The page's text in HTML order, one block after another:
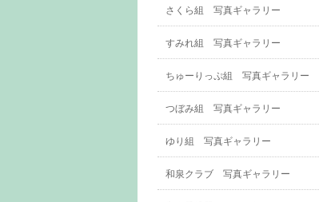
さくら組 写真ギャラリー
すみれ組 写真ギャラリー
ちゅーりっぷ組 写真ギャラリー
つぼみ組 写真ギャラリー
ゆり組 写真ギャラリー
和泉クラブ 写真ギャラリー